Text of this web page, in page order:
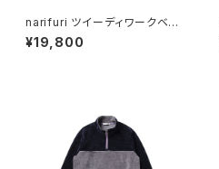
narifuri ツイーディワークベス
ト（ NF2088 ）
¥19,800